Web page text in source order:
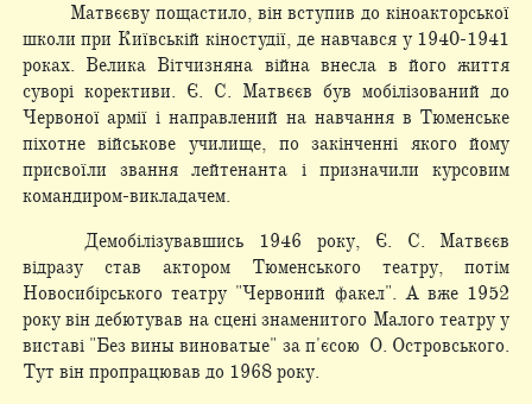
Матвєєву пощастило, він вступив до кіноакторської
школи при Київській кіностудії, де навчався у 1940-1941
роках. Велика Вітчизняна війна внесла в його життя
суворі корективи. Є. С. Матвєєв був мобілізований до
Червоної армії і направлений на навчання в Тюменське
піхотне військове училище, по закінченні якого йому
присвоїли звання лейтенанта і призначили курсовим
командиром-викладачем.
Демобілізувавшись 1946 року, Є. С. Матвєєв
відразу став актором Тюменського театру, потім
Новосибірського театру "Червоний факел". А вже 1952
року він дебютував на сцені знаменитого Малого театру у
виставі "Без вины виноватые" за п'єсою О. Островського.
Тут він пропрацював до 1968 року.